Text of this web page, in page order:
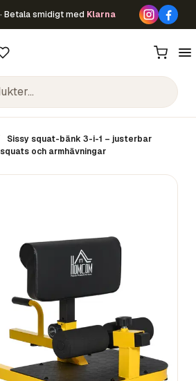
· Betala smidigt med Klarna
Sissy squat-bänk 3-i-1 – justerbar
och armhävningar